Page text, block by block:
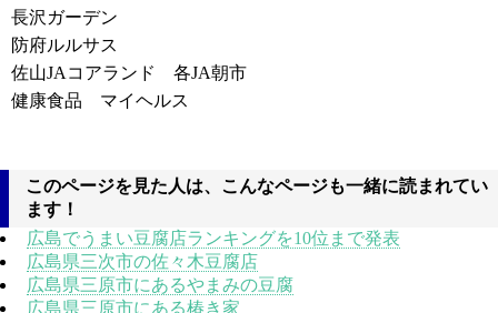
長沢ガーデン
防府ルルサス
佐山JAコアランド 各JA朝市
健康食品 マイヘルス
このページを見た人は、こんなページも一緒に読まれてい
ます！
広島でうまい豆腐店ランキングを10位まで発表
広島県三次市の佐々木豆腐店
広島県三原市にあるやまみの豆腐
広島県三原市にある椿き家